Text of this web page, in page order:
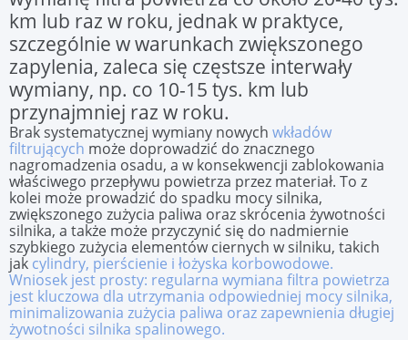
km lub raz w roku, jednak w praktyce,
szczególnie w warunkach zwiększonego
zapylenia, zaleca się częstsze interwały
wymiany, np. co 10-15 tys. km lub
przynajmniej raz w roku.
Brak systematycznej wymiany nowych wkładów
filtrujących może doprowadzić do znacznego
nagromadzenia osadu, a w konsekwencji zablokowania
właściwego przepływu powietrza przez materiał. To z
kolei może prowadzić do spadku mocy silnika,
zwiększonego zużycia paliwa oraz skrócenia żywotności
silnika, a także może przyczynić się do nadmiernie
szybkiego zużycia elementów ciernych w silniku, takich
jak cylindry, pierścienie i łożyska korbowodowe.
Wniosek jest prosty: regularna wymiana filtra powietrza
jest kluczowa dla utrzymania odpowiedniej mocy silnika,
minimalizowania zużycia paliwa oraz zapewnienia długiej
żywotności silnika spalinowego.